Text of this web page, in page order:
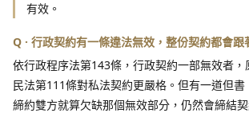
有效。
Q · 行政契約有一條違法無效，整份契約都會跟
依行政程序法第143條，行政契約一部無效者
民法第111條對私法契約更嚴格。但有一道但
締約雙方就算欠缺那個無效部分，仍然會締結